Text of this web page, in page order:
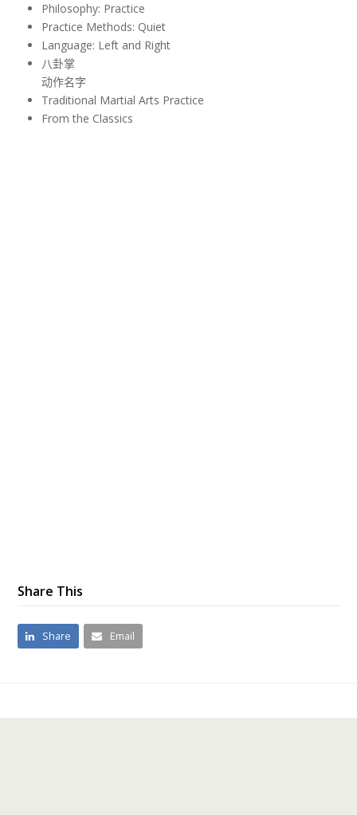
Philosophy: Practice
Practice Methods: Quiet
Language: Left and Right
八卦掌
动作名字
Traditional Martial Arts Practice
From the Classics
Share This
Share Email